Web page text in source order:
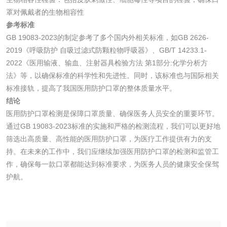
罩对佩戴者的生物相容性
参考标准
GB 19083-2023的制定参考了多个国内外相关标准，如GB 2626-
2019《呼吸防护 自吸过滤式防颗粒物呼吸器》、GB/T 14233.1-
2022《医用输液、输血、注射器具检验方法 第1部分:化学分析方
法》等，以确保标准的科学性和先进性。同时，该标准也与国际相关
标准接轨，提高了我国医用防护口罩的整体质量水平。
结论
医用防护口罩检测是保障口罩质量、确保医务人员安全的重要环节。
通过GB 19083-2023标准的实施和严格的检测流程，我们可以更好地
筛选出高质量、高性能的医用防护口罩，为医疗工作提供有力的支
持。在未来的工作中，我们应继续加强医用防护口罩的检测和监管工
作，确保每一款口罩都能达到标准要求，为医务人员的健康安全保驾
护航。
水处理剂
水处理药剂检测 聚丙烯酰胺检测
工业乳状氢氧化钙
检测
铝酸钙检测
三氯异氰尿酸检测 磷酸二氢铵检测
活性炭